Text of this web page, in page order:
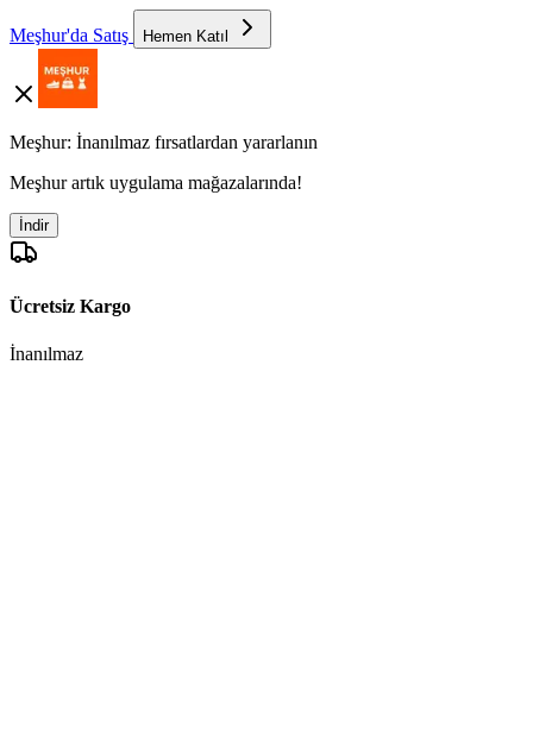
Meşhur'da Satış Hemen Katıl
Meşhur: İnanılmaz fırsatlardan yararlanın
Meşhur artık uygulama mağazalarında!
İndir
Ücretsiz Kargo
İnanılmaz